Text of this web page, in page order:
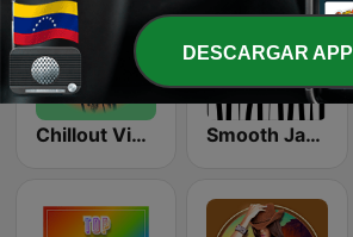
Chillout Vibes Smooth Jazz - Groov
DESCARGAR APP